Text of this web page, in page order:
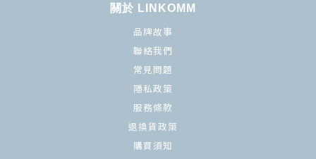
關於 LINKOMM
品牌故事
聯絡我們
常見問題
隱私政策
服務條款
退換貨政策
購買須知